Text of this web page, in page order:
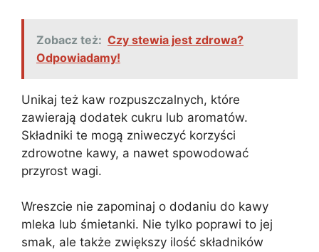
Zobacz też: Czy stewia jest zdrowa?
Odpowiadamy!
Unikaj też kaw rozpuszczalnych, które
zawierają dodatek cukru lub aromatów.
Składniki te mogą zniweczyć korzyści
zdrowotne kawy, a nawet spowodować
przyrost wagi.
Wreszcie nie zapominaj o dodaniu do kawy
mleka lub śmietanki. Nie tylko poprawi to jej
smak, ale także zwiększy ilość składników